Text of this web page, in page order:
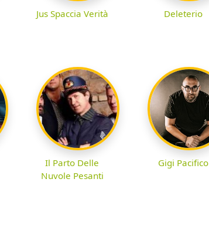
Jus Spaccia Verità Deleterio
Il Parto Delle
Nuvole Pesanti
Gigi Pacifico